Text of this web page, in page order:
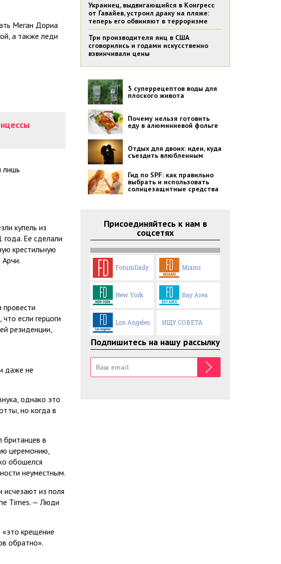
Меган Дориа
а также леди
лишь
купель из
года. Ее сделали
крестильную
Арчи.
провести
если герцоги
резиденции,
даже не
однако это
но когда в
британцев в
церемонию,
обошелся
неуместным.
исчезают из поля
Times. — Люди
крещение
обратно».
Украинец, выдвигающийся в Конгресс
от Гавайев, устроил драку на пляже:
теперь его обвиняют в терроризме
Три производителя яиц в США
сговорились и годами искусственно
взвинчивали цены
5 суперрецептов воды для
плоского живота
Почему нельзя готовить
еду в алюминиевой фольге
Отдых для двоих: идеи, куда
съездить влюбленным
Гид по SPF: как правильно
выбрать и использовать
солнцезащитные средства
Присоединяйтесь к нам в
соцсетях
ForumDaily Miami
New York Bay Area
Los Angeles ИЩУ СОВЕТА
Подпишитесь на нашу рассылку